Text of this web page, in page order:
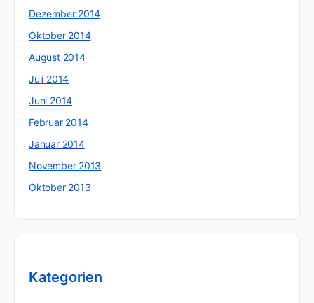
Dezember 2014
Oktober 2014
August 2014
Juli 2014
Juni 2014
Februar 2014
Januar 2014
November 2013
Oktober 2013
Kategorien